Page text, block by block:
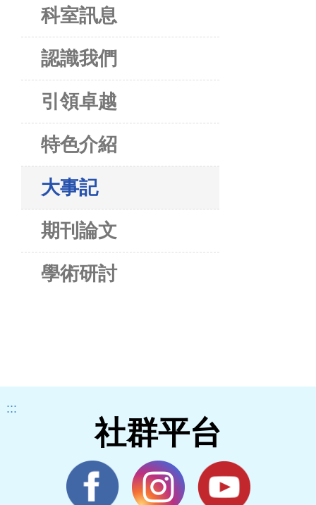
科室訊息
認識我們
引領卓越
特色介紹
大事記
期刊論文
學術研討
:::
社群平台